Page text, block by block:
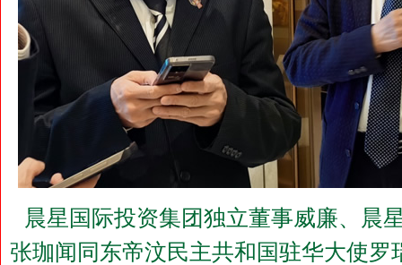
晨星国际投资集团独立董事威廉、晨
张珈闻同东帝汶民主共和国驻华大使